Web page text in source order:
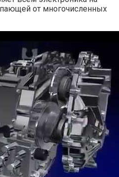
от многочисленных